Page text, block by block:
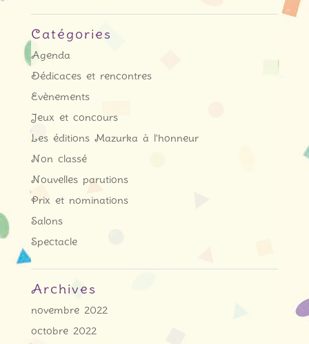
Catégories
Agenda
Dédicaces et rencontres
Evènements
Jeux et concours
Les éditions Mazurka à l'honneur
Non classé
Nouvelles parutions
Prix et nominations
Salons
Spectacle
Archives
novembre 2022
octobre 2022